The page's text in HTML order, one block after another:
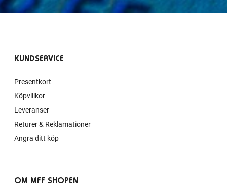
KUNDSERVICE
Presentkort
Köpvillkor
Leveranser
Returer & Reklamationer
Ångra ditt köp
OM MFF SHOPEN